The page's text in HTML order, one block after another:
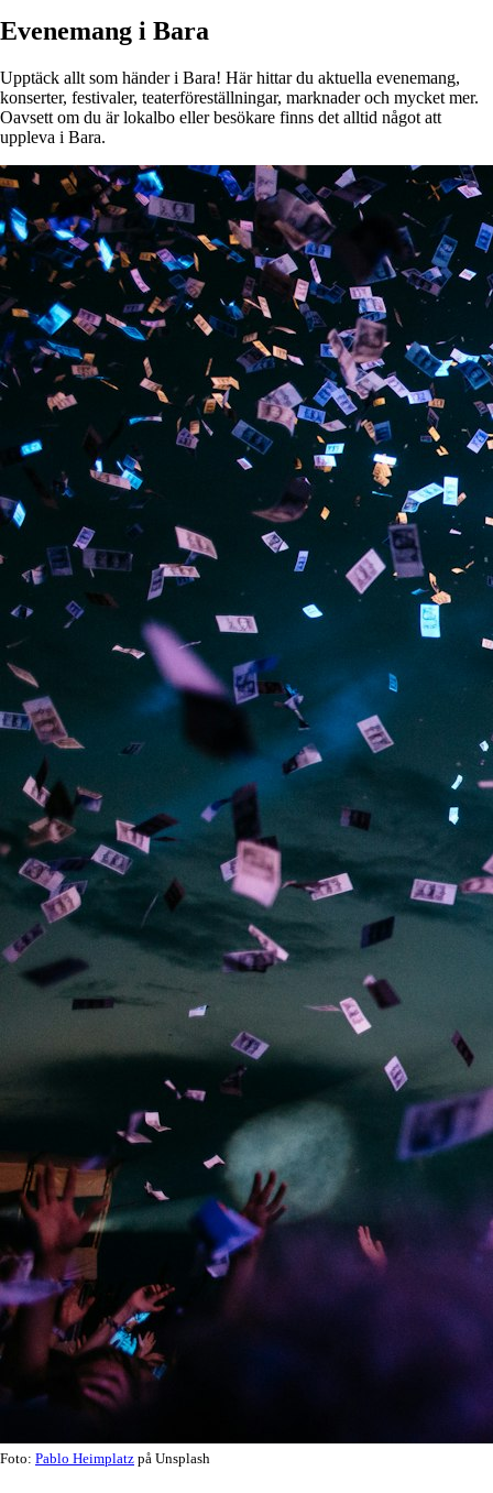
Evenemang i Bara
Upptäck allt som händer i Bara! Här hittar du aktuella evenemang,
konserter, festivaler, teaterföreställningar, marknader och mycket mer.
Oavsett om du är lokalbo eller besökare finns det alltid något att
uppleva i Bara.
Foto: Pablo Heimplatz på Unsplash